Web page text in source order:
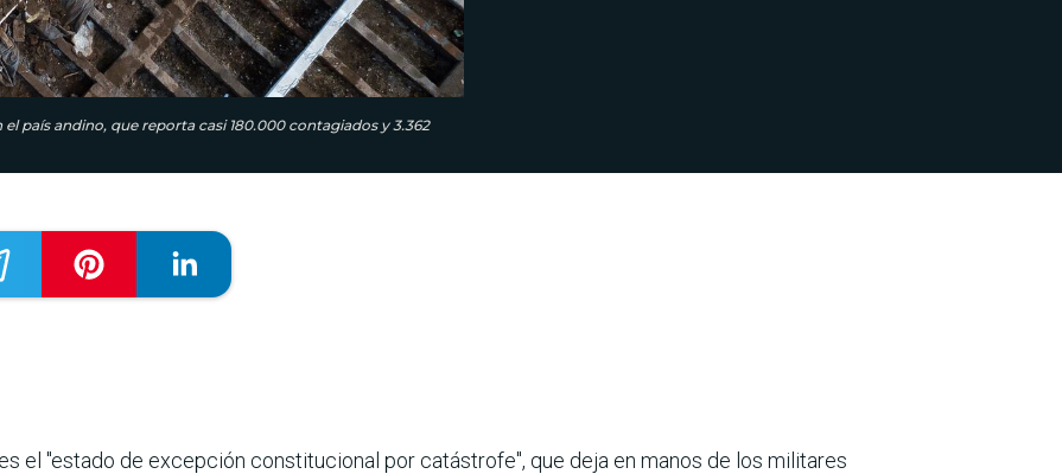
país andino, que reporta casi 180.000 contagiados y 3.362
el "estado de excepción constitucional por catástrofe", que deja en manos de los militares